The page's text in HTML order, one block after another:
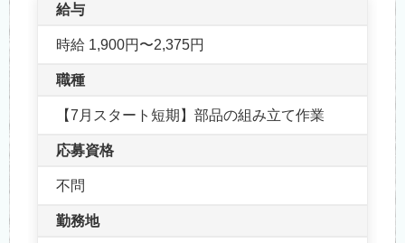
給与
時給 1,900円〜2,375円
職種
【7月スタート短期】部品の組み立て作業
応募資格
不問
勤務地